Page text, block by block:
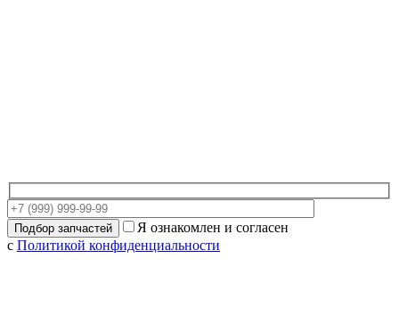
Я ознакомлен и согласен
с Политикой конфиденциальности